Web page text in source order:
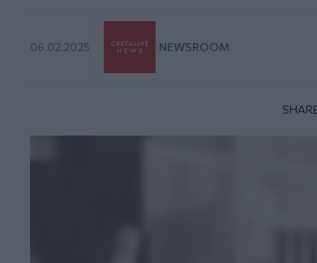
06.02.2025 NEWSROOM